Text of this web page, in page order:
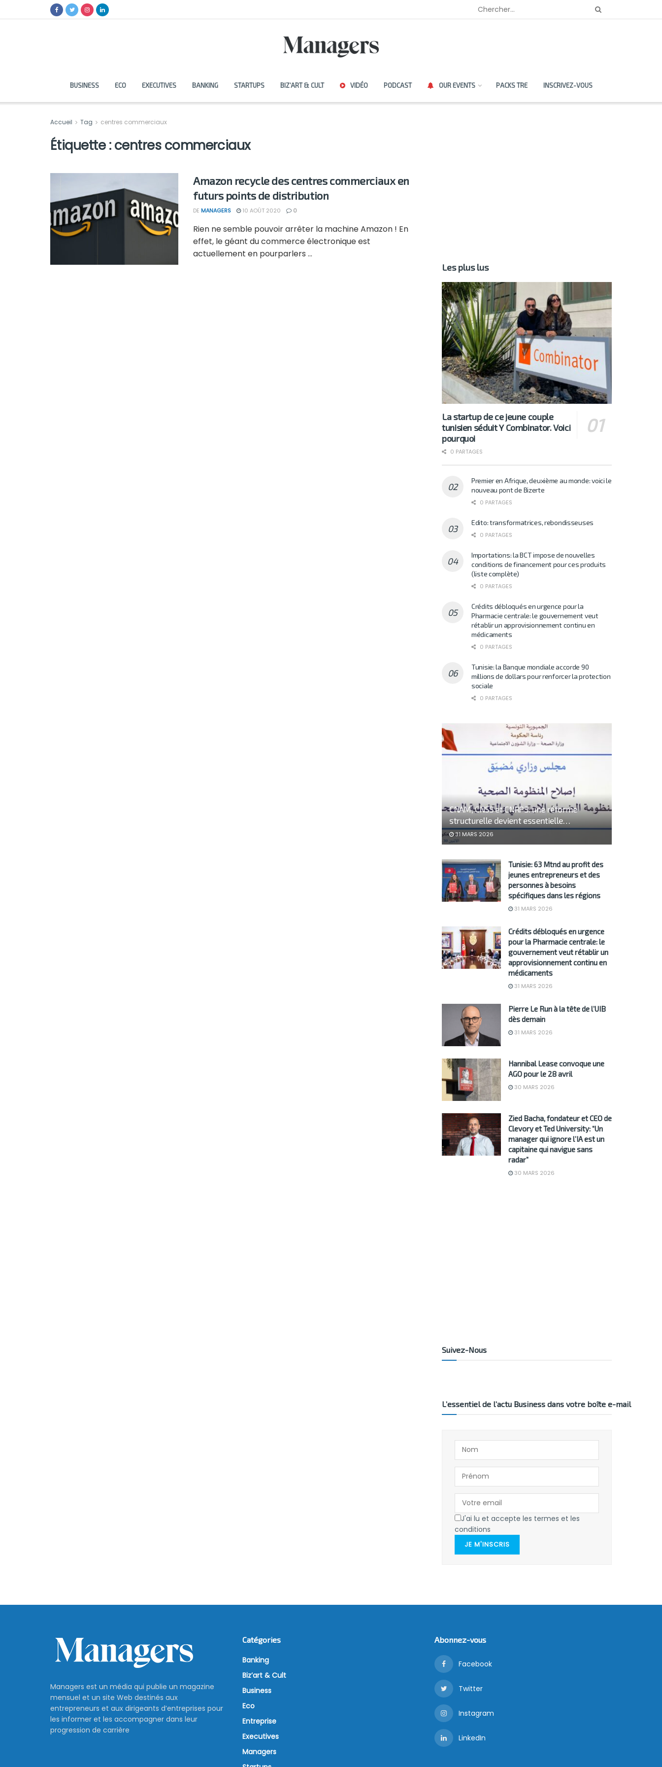
BUSINESS ECO EXECUTIVES BANKING STARTUPS BIZ’ART & CULT VIDÉO PODCAST OUR EVENTS PACKS TRE INSCRIVEZ-VOUS
Accueil Tag centres commerciaux
Étiquette :centres commerciaux
Amazon recycle des centres commerciaux en
futurs points de distribution
DE MANAGERS 10 AOÛT 2020 0
Rien ne semble pouvoir arrêter la machine Amazon ! En
effet, le géant du commerce électronique est
actuellement en pourparlers ...
Les plus lus
La startup de ce jeune couple
tunisien séduit Y Combinator. Voici
pourquoi
0 PARTAGES
Premier en Afrique, deuxième au monde: voici le
nouveau pont de Bizerte
0 PARTAGES
Edito: transformatrices, rebondisseuses
0 PARTAGES
Importations: la BCT impose de nouvelles
conditions de financement pour ces produits
(liste complète)
0 PARTAGES
Crédits débloqués en urgence pour la
Pharmacie centrale: le gouvernement veut
rétablir un approvisionnement continu en
médicaments
0 PARTAGES
Tunisie: la Banque mondiale accorde 90
millions de dollars pour renforcer la protection
sociale
0 PARTAGES
CNAM, CNSS et CNRPS: une réforme
structurelle devient essentielle…
31 MARS 2026
Tunisie: 63 Mtnd au profit des
jeunes entrepreneurs et des
personnes à besoins
spécifiques dans les régions
31 MARS 2026
Crédits débloqués en urgence
pour la Pharmacie centrale: le
gouvernement veut rétablir un
approvisionnement continu en
médicaments
31 MARS 2026
Pierre Le Run à la tête de l’UIB
dès demain
31 MARS 2026
Hannibal Lease convoque une
AGO pour le 28 avril
30 MARS 2026
Zied Bacha, fondateur et CEO de
Clevory et Ted University: “Un
manager qui ignore l’IA est un
capitaine qui navigue sans
radar”
30 MARS 2026
Suivez-Nous
L’essentiel de l’actu Business dans votre boîte e-mail
J'ai lu et accepte les termes et les
conditions
JE M'INSCRIS
Managers est un média qui publie un magazine
mensuel et un site Web destinés aux
entrepreneurs et aux dirigeants d’entreprises pour
les informer et les accompagner dans leur
progression de carrière
Catégories
Banking
Biz’art & Cult
Business
Eco
Entreprise
Executives
Managers
Abonnez-vous
Facebook
Twitter
Instagram
LinkedIn